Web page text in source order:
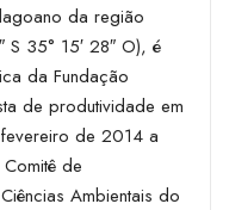
da região
S 35° 15′ 28″ O), é
da Fundação
de produtividade em
de 2014 a
de
Ambientais do